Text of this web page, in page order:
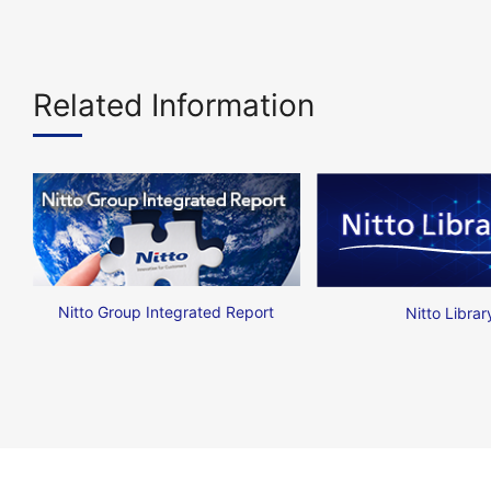
Related Information
Nitto Group Integrated Report Nitto